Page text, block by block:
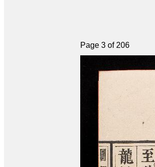
Page 3 of 206